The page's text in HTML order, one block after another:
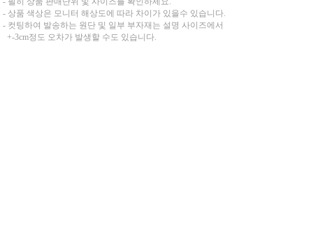
- 상품 색상은 모니터 해상도에 따라 차이가 있을수 있습니다.
- 컷팅하여 발송하는 원단 및 일부 부자재는 설명 사이즈에서
+-3cm정도 오차가 발생할 수도 있습니다.